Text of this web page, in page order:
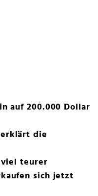
auf 200.000 Dollar
die
teurer
sich jetzt